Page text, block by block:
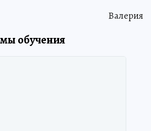
Валерия
обучения